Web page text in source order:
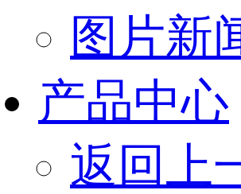
图片新
产品中心
返回上